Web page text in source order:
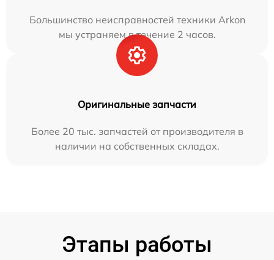
Большинство неисправностей техники Arkon
мы устраняем в течение 2 часов.
Оригинальные запчасти
Более 20 тыс. запчастей от производителя в
наличии на собственных складах.
Этапы работы